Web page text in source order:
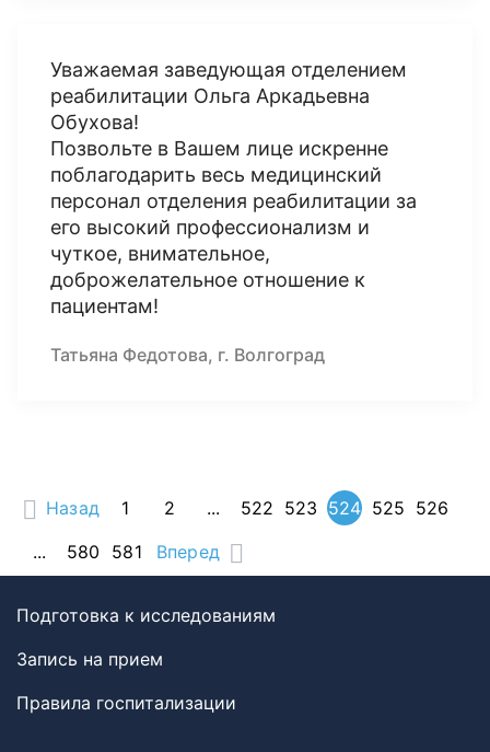
Уважаемая заведующая отделением
реабилитации Ольга Аркадьевна
Обухова!
Позвольте в Вашем лице искренне
поблагодарить весь медицинский
персонал отделения реабилитации за
его высокий профессионализм и
чуткое, внимательное,
доброжелательное отношение к
пациентам!
Татьяна Федотова, г. Волгоград
Назад 1 2 ... 522 523 524 525 526
...
580 581 Вперед
Подготовка к исследованиям
Запись на прием
Правила госпитализации